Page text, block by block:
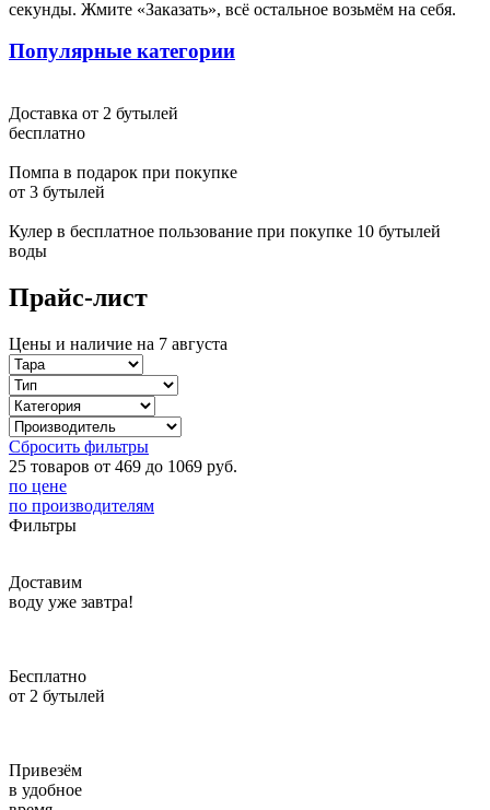
секунды. Жмите «Заказать», всё остальное возьмём на себя.
Популярные категории
Доставка от 2 бутылей
бесплатно
Помпа в подарок при покупке
от 3 бутылей
Кулер в бесплатное пользование при покупке 10 бутылей
воды
Прайс-лист
Цены и наличие на 7 августа
Сбросить фильтры
25 товаров от 469 до 1069 руб.
по цене
по производителям
Фильтры
Доставим
воду уже завтра!
Бесплатно
от 2 бутылей
Привезём
в удобное
начать ремонт. От подруги узнала, что ванную комнату ей
закончен, могу точно сказать, что с выбором компании не
ошиблась. Мастер сделал именно то, что я хотела, красиво и в
получилось как и договаривались изначально
Я ознакомлен с соглашением и согласен на обработку
Не согласен
Ваш запрос отпрален
Ок
Введите адрес
Отправить